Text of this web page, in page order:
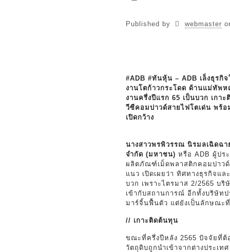
Published by webmaster
#ADB #ทันหุ้น – ADB เล็งธุรกิ
งานโตก้าวกระโดด ด้านแม่ทัพ
งานครึ่งปีแรก 65 เป็นบวก เกา
วีซีคอมปาวด์สายไฟโตเด่น พร้
เปิดกว้าง
นางสาวพรพิวรรณ นิรมลเฉิดฉ
จำกัด (มหาชน) หรือ ADB ผู้ปร
ผลิตภัณฑ์เม็ดพลาสติกคอมปาว
แนว เปิดเผยว่า ทิศทางธุรกิจแ
บวก เพราะไตรมาส 2/2565 บ
เข้ากับสถานการณ์ อีกทั้งบริษัท
มาร์จิ้นฟื้นตัว แต่ยังเป็นลักษณะที่
// เกาะติดต้นทุน
ขณะที่ครึ่งปีหลัง 2565 ปัจจัยที่ต้
วัตถุดิบถูกนำเข้าจากต่างประเ